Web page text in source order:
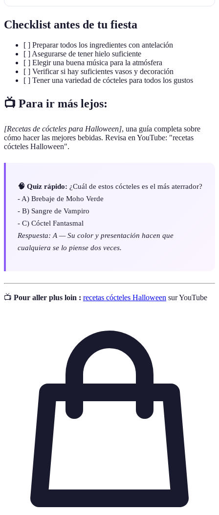
Checklist antes de tu fiesta
[ ] Preparar todos los ingredientes con antelación
[ ] Asegurarse de tener hielo suficiente
[ ] Elegir una buena música para la atmósfera
[ ] Verificar si hay suficientes vasos y decoración
[ ] Tener una variedad de cócteles para todos los gustos
📺 Para ir más lejos:
[Recetas de cócteles para Halloween], una guía completa sobre
cómo hacer las mejores bebidas. Revisa en YouTube: "recetas
cócteles Halloween".
🧠 Quiz rápido: ¿Cuál de estos cócteles es el más aterrador?
- A) Brebaje de Moho Verde
- B) Sangre de Vampiro
- C) Cóctel Fantasmal
Respuesta: A — Su color y presentación hacen que
cualquiera se lo piense dos veces.
📺 Pour aller plus loin : recetas cócteles Halloween sur YouTube